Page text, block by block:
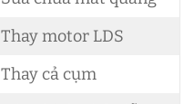
Thay motor LDS
Thay cả cụm